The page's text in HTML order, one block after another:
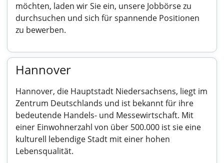
möchten, laden wir Sie ein, unsere Jobbörse zu
durchsuchen und sich für spannende Positionen
zu bewerben.
Hannover
Hannover, die Hauptstadt Niedersachsens, liegt im
Zentrum Deutschlands und ist bekannt für ihre
bedeutende Handels- und Messewirtschaft. Mit
einer Einwohnerzahl von über 500.000 ist sie eine
kulturell lebendige Stadt mit einer hohen
Lebensqualität.